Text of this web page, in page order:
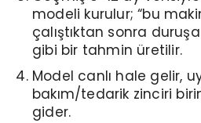
modeli kurulur; “bu
çalıştıktan sonra
gibi bir tahmin üretilir.
Model canlı hale gelir,
bakım/tedarik zinciri
gider.